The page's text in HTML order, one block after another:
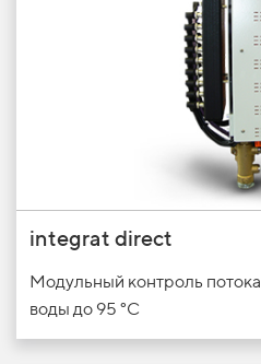
integrat direct
Модульный контроль потока
воды до 95 °C